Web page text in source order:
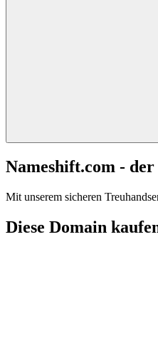
Nameshift.com -
Mit unserem sicheren
Diese Domain